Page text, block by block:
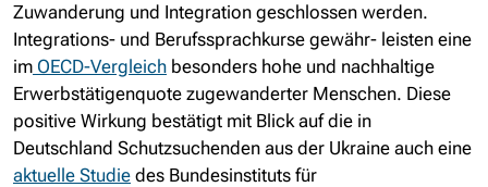
Zuwanderung und Integration geschlossen werden.
Integrations- und Berufssprachkurse gewähr- leisten eine
im OECD-Vergleich besonders hohe und nachhaltige
Erwerbstätigenquote zugewanderter Menschen. Diese
positive Wirkung bestätigt mit Blick auf die in
Deutschland Schutzsuchenden aus der Ukraine auch eine
aktuelle Studie des Bundesinstituts für